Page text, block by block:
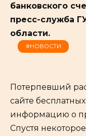
банковского
пресс-служба
области.
#НОВОСТИ
Потерпевший
сайте
информацию о
Спустя